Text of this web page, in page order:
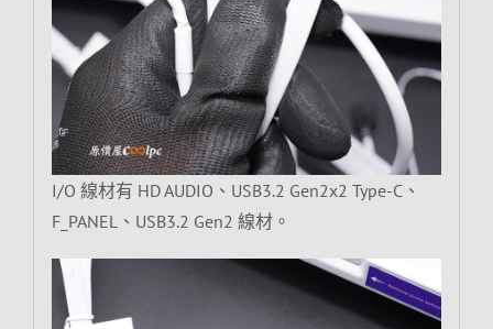
I/O 線材有 HD AUDIO、USB3.2 Gen2x2 Type-C、
F_PANEL、USB3.2 Gen2 線材。